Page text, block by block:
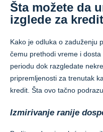
Šta možete da
izglede za
Kako je odluka o zaduženju
čemu prethodi vreme i
periodu dok razgledate
pripremljenosti za trenutak
kredit. Šta ovo tačno
Izmirivanje ranije